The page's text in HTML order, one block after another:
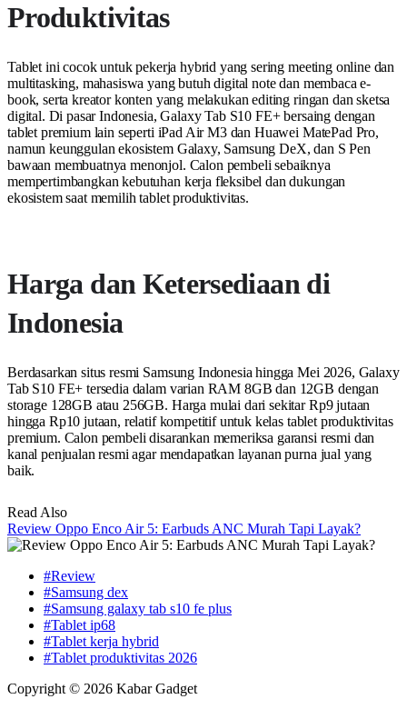
Produktivitas
Tablet ini cocok untuk pekerja hybrid yang sering meeting online dan
multitasking, mahasiswa yang butuh digital note dan membaca e-
book, serta kreator konten yang melakukan editing ringan dan sketsa
digital. Di pasar Indonesia, Galaxy Tab S10 FE+ bersaing dengan
tablet premium lain seperti iPad Air M3 dan Huawei MatePad Pro,
namun keunggulan ekosistem Galaxy, Samsung DeX, dan S Pen
bawaan membuatnya menonjol. Calon pembeli sebaiknya
mempertimbangkan kebutuhan kerja fleksibel dan dukungan
ekosistem saat memilih tablet produktivitas.
Harga dan Ketersediaan di
Indonesia
Berdasarkan situs resmi Samsung Indonesia hingga Mei 2026, Galaxy
Tab S10 FE+ tersedia dalam varian RAM 8GB dan 12GB dengan
storage 128GB atau 256GB. Harga mulai dari sekitar Rp9 jutaan
hingga Rp10 jutaan, relatif kompetitif untuk kelas tablet produktivitas
premium. Calon pembeli disarankan memeriksa garansi resmi dan
kanal penjualan resmi agar mendapatkan layanan purna jual yang
baik.
Read Also
Review Oppo Enco Air 5: Earbuds ANC Murah Tapi Layak?
#Review
#Samsung dex
#Samsung galaxy tab s10 fe plus
#Tablet ip68
#Tablet kerja hybrid
#Tablet produktivitas 2026
Copyright © 2026 Kabar Gadget